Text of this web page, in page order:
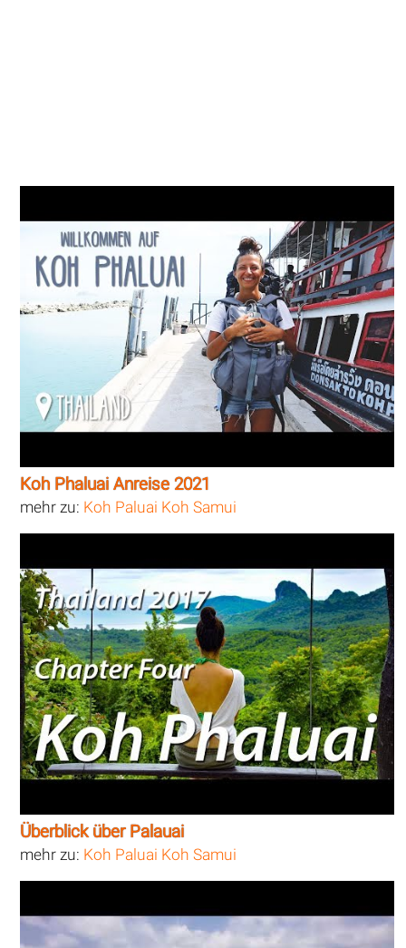
Koh Phaluai Anreise 2021
mehr zu: Koh Paluai Koh Samui
Überblick über Palauai
mehr zu: Koh Paluai Koh Samui